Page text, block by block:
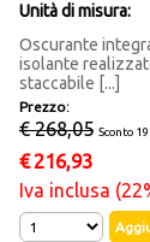
Unità di misura:
Oscurante
isolante
staccabile [...]
Prezzo:
€ 268,05 Sconto
€ 216,93
Iva inclusa